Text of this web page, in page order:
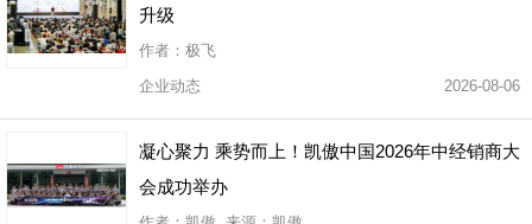
升级
作者：极飞
企业动态
2026-08-06
凝心聚力 乘势而上！凯傲中国2026年中经销商大
会成功举办